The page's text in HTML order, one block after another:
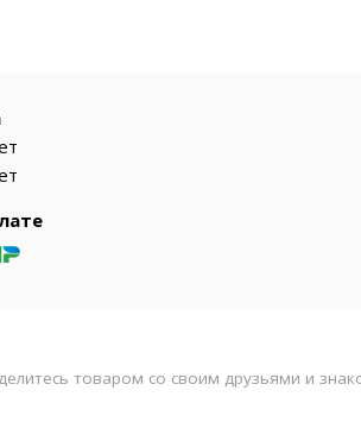
товаром со своим друзьями и